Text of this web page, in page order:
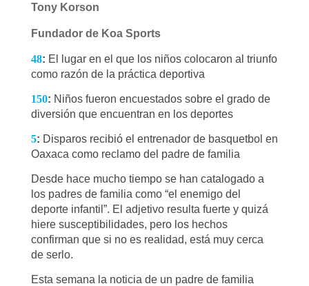
Tony Korson
Fundador de Koa Sports
48: El lugar en el que los niños colocaron al triunfo
como razón de la práctica deportiva
150: Niños fueron encuestados sobre el grado de
diversión que encuentran en los deportes
5: Disparos recibió el entrenador de basquetbol en
Oaxaca como reclamo del padre de familia
Desde hace mucho tiempo se han catalogado a
los padres de familia como “el enemigo del
deporte infantil”. El adjetivo resulta fuerte y quizá
hiere susceptibilidades, pero los hechos
confirman que si no es realidad, está muy cerca
de serlo.
Esta semana la noticia de un padre de familia